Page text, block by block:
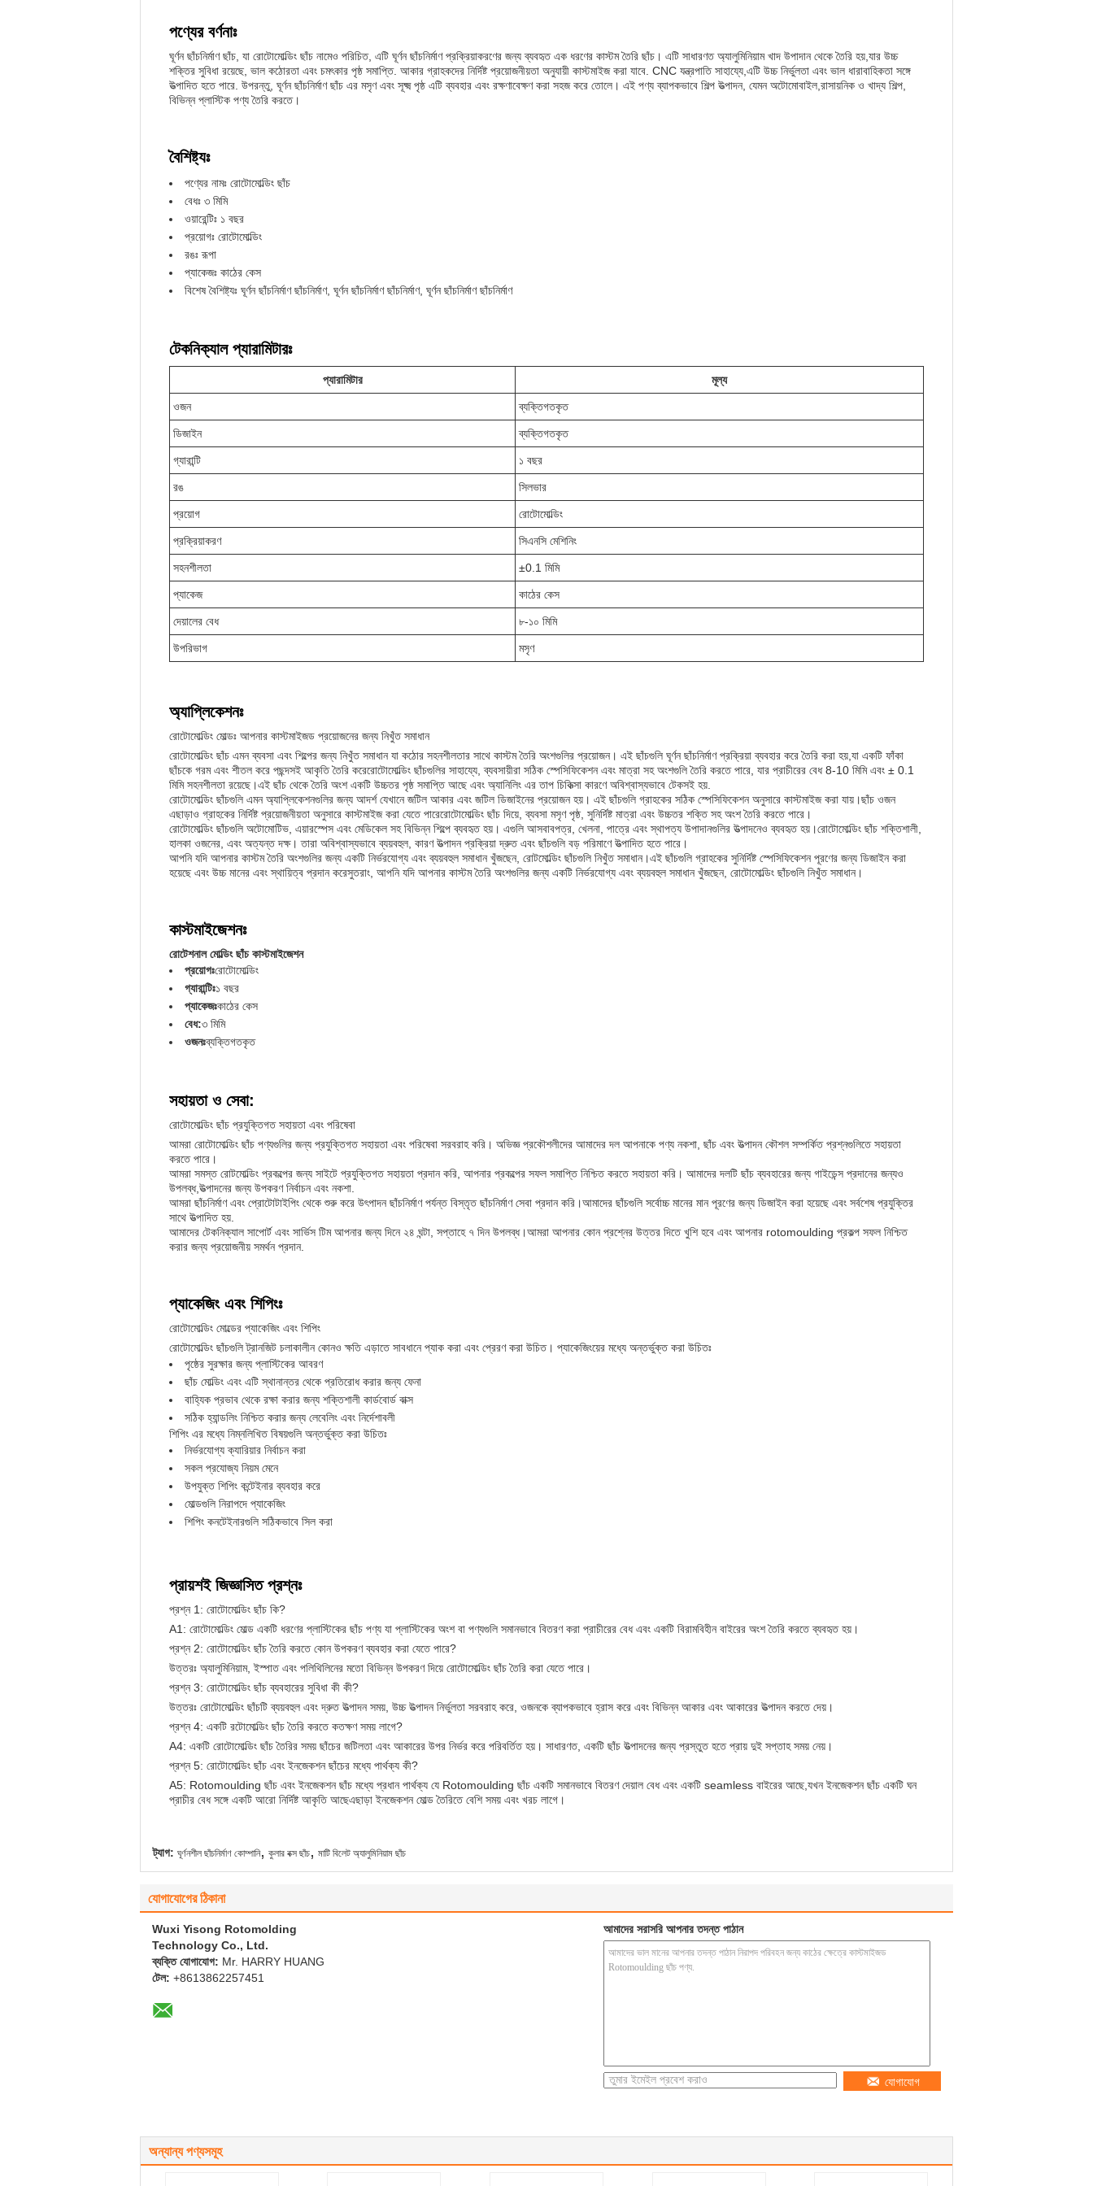
পণ্যের বর্ণনাঃ
ঘূর্ণন ছাঁচনির্মাণ ছাঁচ, যা রোটোমোল্ডিং ছাঁচ নামেও পরিচিত, এটি ঘূর্ণন ছাঁচনির্মাণ প্রক্রিয়াকরণের জন্য ব্যবহৃত এক ধরণের কাস্টম তৈরি ছাঁচ। এটি সাধারণত অ্যালুমিনিয়াম খাদ উপাদান থেকে তৈরি হয়,যার উচ্চ
শক্তির সুবিধা রয়েছে, ভাল কঠোরতা এবং চমৎকার পৃষ্ঠ সমাপ্তি. আকার গ্রাহকদের নির্দিষ্ট প্রয়োজনীয়তা অনুযায়ী কাস্টমাইজ করা যাবে. CNC যন্ত্রপাতি সাহায্যে,এটি উচ্চ নির্ভুলতা এবং ভাল ধারাবাহিকতা সঙ্গে
উত্পাদিত হতে পারে. উপরন্তু, ঘূর্ণন ছাঁচনির্মাণ ছাঁচ এর মসৃণ এবং সূক্ষ্ম পৃষ্ঠ এটি ব্যবহার এবং রক্ষণাবেক্ষণ করা সহজ করে তোলে। এই পণ্য ব্যাপকভাবে শিল্প উত্পাদন, যেমন অটোমোবাইল,রাসায়নিক ও খাদ্য শিল্প,
বিভিন্ন প্লাস্টিক পণ্য তৈরি করতে।
বৈশিষ্ট্যঃ
পণ্যের নামঃ রোটোমোল্ডিং ছাঁচ
বেধঃ ৩ মিমি
ওয়ারেন্টিঃ ১ বছর
প্রয়োগঃ রোটোমোল্ডিং
রঙঃ রূপা
প্যাকেজঃ কাঠের কেস
বিশেষ বৈশিষ্ট্যঃ ঘূর্ণন ছাঁচনির্মাণ ছাঁচনির্মাণ, ঘূর্ণন ছাঁচনির্মাণ ছাঁচনির্মাণ, ঘূর্ণন ছাঁচনির্মাণ ছাঁচনির্মাণ
টেকনিক্যাল প্যারামিটারঃ
প্যারামিটার মূল্য
ওজন ব্যক্তিগতকৃত
ডিজাইন ব্যক্তিগতকৃত
গ্যারান্টি ১ বছর
রঙ সিলভার
প্রয়োগ রোটোমোল্ডিং
প্রক্রিয়াকরণ সিএনসি মেশিনিং
সহনশীলতা ±0.1 মিমি
প্যাকেজ কাঠের কেস
দেয়ালের বেধ ৮-১০ মিমি
উপরিভাগ মসৃণ
অ্যাপ্লিকেশনঃ
রোটোমোল্ডিং মোল্ডঃ আপনার কাস্টমাইজড প্রয়োজনের জন্য নিখুঁত সমাধান
রোটোমোল্ডিং ছাঁচ এমন ব্যবসা এবং শিল্পের জন্য নিখুঁত সমাধান যা কঠোর সহনশীলতার সাথে কাস্টম তৈরি অংশগুলির প্রয়োজন। এই ছাঁচগুলি ঘূর্ণন ছাঁচনির্মাণ প্রক্রিয়া ব্যবহার করে তৈরি করা হয়,যা একটি ফাঁকা
ছাঁচকে গরম এবং শীতল করে পছন্দসই আকৃতি তৈরি করেরোটোমোল্ডিং ছাঁচগুলির সাহায্যে, ব্যবসায়ীরা সঠিক স্পেসিফিকেশন এবং মাত্রা সহ অংশগুলি তৈরি করতে পারে, যার প্রাচীরের বেধ 8-10 মিমি এবং ± 0.1
মিমি সহনশীলতা রয়েছে।এই ছাঁচ থেকে তৈরি অংশ একটি উচ্চতর পৃষ্ঠ সমাপ্তি আছে এবং অ্যানিলিং এর তাপ চিকিত্সা কারণে অবিশ্বাস্যভাবে টেকসই হয়.
রোটোমোল্ডিং ছাঁচগুলি এমন অ্যাপ্লিকেশনগুলির জন্য আদর্শ যেখানে জটিল আকার এবং জটিল ডিজাইনের প্রয়োজন হয়। এই ছাঁচগুলি গ্রাহকের সঠিক স্পেসিফিকেশন অনুসারে কাস্টমাইজ করা যায়।ছাঁচ ওজন
এছাড়াও গ্রাহকের নির্দিষ্ট প্রয়োজনীয়তা অনুসারে কাস্টমাইজ করা যেতে পারেরোটোমোল্ডিং ছাঁচ দিয়ে, ব্যবসা মসৃণ পৃষ্ঠ, সুনির্দিষ্ট মাত্রা এবং উচ্চতর শক্তি সহ অংশ তৈরি করতে পারে।
রোটোমোল্ডিং ছাঁচগুলি অটোমোটিভ, এয়ারস্পেস এবং মেডিকেল সহ বিভিন্ন শিল্পে ব্যবহৃত হয়। এগুলি আসবাবপত্র, খেলনা, পাত্রে এবং স্থাপত্য উপাদানগুলির উত্পাদনেও ব্যবহৃত হয়।রোটোমোল্ডিং ছাঁচ শক্তিশালী,
হালকা ওজনের, এবং অত্যন্ত দক্ষ। তারা অবিশ্বাস্যভাবে ব্যয়বহুল, কারণ উত্পাদন প্রক্রিয়া দ্রুত এবং ছাঁচগুলি বড় পরিমাণে উত্পাদিত হতে পারে।
আপনি যদি আপনার কাস্টম তৈরি অংশগুলির জন্য একটি নির্ভরযোগ্য এবং ব্যয়বহুল সমাধান খুঁজছেন, রোটমোল্ডিং ছাঁচগুলি নিখুঁত সমাধান।এই ছাঁচগুলি গ্রাহকের সুনির্দিষ্ট স্পেসিফিকেশন পূরণের জন্য ডিজাইন করা
হয়েছে এবং উচ্চ মানের এবং স্থায়িত্ব প্রদান করেসুতরাং, আপনি যদি আপনার কাস্টম তৈরি অংশগুলির জন্য একটি নির্ভরযোগ্য এবং ব্যয়বহুল সমাধান খুঁজছেন, রোটোমোল্ডিং ছাঁচগুলি নিখুঁত সমাধান।
কাস্টমাইজেশনঃ
রোটেশনাল মোল্ডিং ছাঁচ কাস্টমাইজেশন
প্রয়োগঃরোটোমোল্ডিং
গ্যারান্টিঃ১ বছর
প্যাকেজঃকাঠের কেস
বেধ:৩ মিমি
ওজনঃব্যক্তিগতকৃত
সহায়তা ও সেবা:
রোটোমোল্ডিং ছাঁচ প্রযুক্তিগত সহায়তা এবং পরিষেবা
আমরা রোটোমোল্ডিং ছাঁচ পণ্যগুলির জন্য প্রযুক্তিগত সহায়তা এবং পরিষেবা সরবরাহ করি। অভিজ্ঞ প্রকৌশলীদের আমাদের দল আপনাকে পণ্য নকশা, ছাঁচ এবং উত্পাদন কৌশল সম্পর্কিত প্রশ্নগুলিতে সহায়তা
করতে পারে।
আমরা সমস্ত রোটমোল্ডিং প্রকল্পের জন্য সাইটে প্রযুক্তিগত সহায়তা প্রদান করি, আপনার প্রকল্পের সফল সমাপ্তি নিশ্চিত করতে সহায়তা করি। আমাদের দলটি ছাঁচ ব্যবহারের জন্য গাইডেন্স প্রদানের জন্যও
উপলব্ধ,উত্পাদনের জন্য উপকরণ নির্বাচন এবং নকশা.
আমরা ছাঁচনির্মাণ এবং প্রোটোটাইপিং থেকে শুরু করে উৎপাদন ছাঁচনির্মাণ পর্যন্ত বিস্তৃত ছাঁচনির্মাণ সেবা প্রদান করি।আমাদের ছাঁচগুলি সর্বোচ্চ মানের মান পূরণের জন্য ডিজাইন করা হয়েছে এবং সর্বশেষ প্রযুক্তির
সাথে উত্পাদিত হয়.
আমাদের টেকনিক্যাল সাপোর্ট এবং সার্ভিস টিম আপনার জন্য দিনে ২৪ ঘন্টা, সপ্তাহে ৭ দিন উপলব্ধ।আমরা আপনার কোন প্রশ্নের উত্তর দিতে খুশি হবে এবং আপনার rotomoulding প্রকল্প সফল নিশ্চিত
করার জন্য প্রয়োজনীয় সমর্থন প্রদান.
প্যাকেজিং এবং শিপিংঃ
রোটোমোল্ডিং মোল্ডের প্যাকেজিং এবং শিপিং
রোটোমোল্ডিং ছাঁচগুলি ট্রানজিট চলাকালীন কোনও ক্ষতি এড়াতে সাবধানে প্যাক করা এবং প্রেরণ করা উচিত। প্যাকেজিংয়ের মধ্যে অন্তর্ভুক্ত করা উচিতঃ
পৃষ্ঠের সুরক্ষার জন্য প্লাস্টিকের আবরণ
ছাঁচ মোল্ডিং এবং এটি স্থানান্তর থেকে প্রতিরোধ করার জন্য ফেনা
বাহ্যিক প্রভাব থেকে রক্ষা করার জন্য শক্তিশালী কার্ডবোর্ড বাক্স
সঠিক হ্যান্ডলিং নিশ্চিত করার জন্য লেবেলিং এবং নির্দেশাবলী
শিপিং এর মধ্যে নিম্নলিখিত বিষয়গুলি অন্তর্ভুক্ত করা উচিতঃ
নির্ভরযোগ্য ক্যারিয়ার নির্বাচন করা
সকল প্রযোজ্য নিয়ম মেনে
উপযুক্ত শিপিং কন্টেইনার ব্যবহার করে
মোল্ডগুলি নিরাপদে প্যাকেজিং
শিপিং কনটেইনারগুলি সঠিকভাবে সিল করা
প্রায়শই জিজ্ঞাসিত প্রশ্নঃ
প্রশ্ন 1: রোটোমোল্ডিং ছাঁচ কি?
A1: রোটোমোল্ডিং মোল্ড একটি ধরণের প্লাস্টিকের ছাঁচ পণ্য যা প্লাস্টিকের অংশ বা পণ্যগুলি সমানভাবে বিতরণ করা প্রাচীরের বেধ এবং একটি বিরামবিহীন বাইরের অংশ তৈরি করতে ব্যবহৃত হয়।
প্রশ্ন 2: রোটোমোল্ডিং ছাঁচ তৈরি করতে কোন উপকরণ ব্যবহার করা যেতে পারে?
উত্তরঃ অ্যালুমিনিয়াম, ইস্পাত এবং পলিথিলিনের মতো বিভিন্ন উপকরণ দিয়ে রোটোমোল্ডিং ছাঁচ তৈরি করা যেতে পারে।
প্রশ্ন 3: রোটোমোল্ডিং ছাঁচ ব্যবহারের সুবিধা কী কী?
উত্তরঃ রোটোমোল্ডিং ছাঁচটি ব্যয়বহুল এবং দ্রুত উত্পাদন সময়, উচ্চ উত্পাদন নির্ভুলতা সরবরাহ করে, ওজনকে ব্যাপকভাবে হ্রাস করে এবং বিভিন্ন আকার এবং আকারের উত্পাদন করতে দেয়।
প্রশ্ন 4: একটি রটোমোল্ডিং ছাঁচ তৈরি করতে কতক্ষণ সময় লাগে?
A4: একটি রোটোমোল্ডিং ছাঁচ তৈরির সময় ছাঁচের জটিলতা এবং আকারের উপর নির্ভর করে পরিবর্তিত হয়। সাধারণত, একটি ছাঁচ উত্পাদনের জন্য প্রস্তুত হতে প্রায় দুই সপ্তাহ সময় নেয়।
প্রশ্ন 5: রোটোমোল্ডিং ছাঁচ এবং ইনজেকশন ছাঁচের মধ্যে পার্থক্য কী?
A5: Rotomoulding ছাঁচ এবং ইনজেকশন ছাঁচ মধ্যে প্রধান পার্থক্য যে Rotomoulding ছাঁচ একটি সমানভাবে বিতরণ দেয়াল বেধ এবং একটি seamless বাইরের আছে,যখন ইনজেকশন ছাঁচ একটি ঘন
প্রাচীর বেধ সঙ্গে একটি আরো নির্দিষ্ট আকৃতি আছেএছাড়া ইনজেকশন মোল্ড তৈরিতে বেশি সময় এবং খরচ লাগে।
ট্যাগ: ঘূর্ণনশীল ছাঁচনির্মাণ কোম্পানি, কুলার বক্স ছাঁচ, মাটি বিলেট অ্যালুমিনিয়াম ছাঁচ
যোগাযোগের ঠিকানা
Wuxi Yisong Rotomolding
Technology Co., Ltd.
ব্যক্তি যোগাযোগ: Mr. HARRY HUANG
টেল: +8613862257451
আমাদের সরাসরি আপনার তদন্ত পাঠান
যোগাযোগ
অন্যান্য পণ্যসমূহ